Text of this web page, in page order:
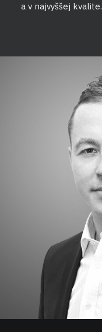
a v najvyššej kvalite.